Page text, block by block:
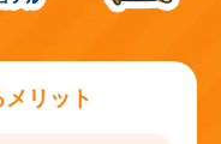
リット